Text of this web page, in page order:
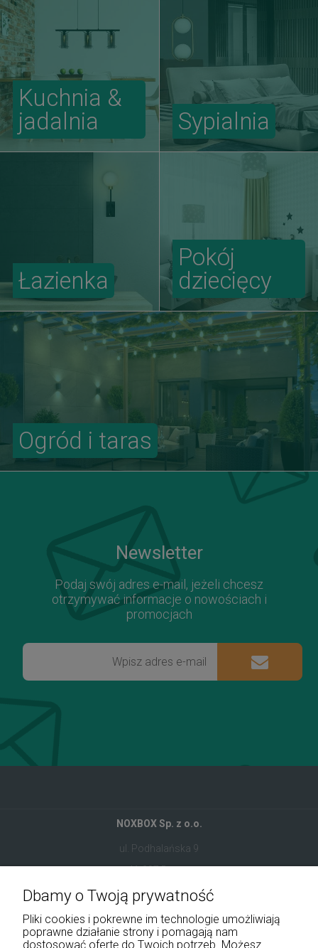
Kuchnia &
jadalnia
Sypialnia
Ogród i taras
Łazienka
Pokój
dziecięcy
Newsletter
Podaj swój adres e-mail, jeżeli chcesz
otrzymywać informacje o nowościach i
promocjach
NOXBOX Sp. z o.o.
ul. Podhalańska 9
41-907 Bytom
+48 534 555 344
sklep@noxbox.pl
Dbamy o Twoją prywatność
Pliki cookies i pokrewne im technologie umożliwiają
poprawne działanie strony i pomagają nam
dostosować ofertę do Twoich potrzeb. Możesz